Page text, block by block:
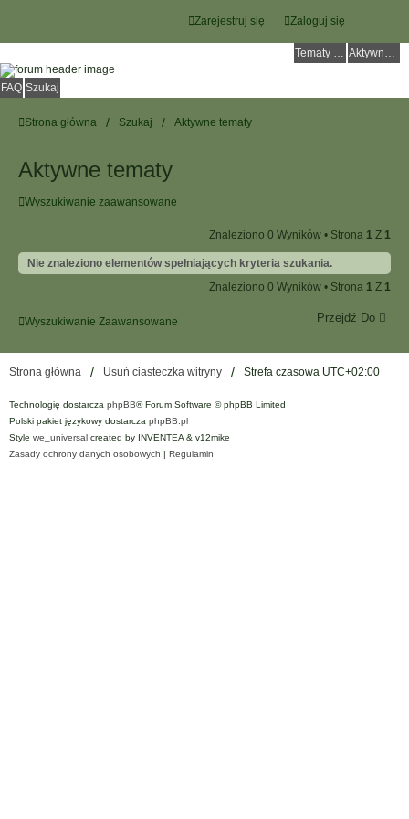
Zaloguj się
Zarejestruj się
Tematy bez odpowiedzi Aktywne tematy
FAQ Szukaj
Strona główna Szukaj Aktywne tematy
Aktywne tematy
Wyszukiwanie zaawansowane
Znaleziono 0 Wyników • Strona 1 Z 1
Nie znaleziono elementów spełniających kryteria szukania.
Znaleziono 0 Wyników • Strona 1 Z 1
Wyszukiwanie Zaawansowane Przejdź Do
Strona główna Usuń ciasteczka witryny Strefa czasowa UTC+02:00
Technologię dostarcza phpBB® Forum Software © phpBB Limited
Polski pakiet językowy dostarcza phpBB.pl
Style we_universal created by INVENTEA & v12mike
Zasady ochrony danych osobowych | Regulamin